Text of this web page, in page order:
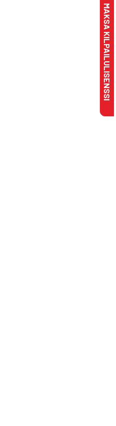
MAKSA KILPAILULISENSSI